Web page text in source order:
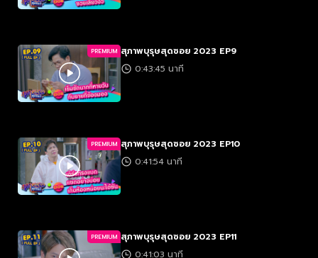
PREMIUM สุภาพบุรุษสุดซอย 2023 EP9
0:43:45 นาที
PREMIUM สุภาพบุรุษสุดซอย 2023 EP10
0:41:54 นาที
PREMIUM สุภาพบุรุษสุดซอย 2023 EP11
0:41:03 นาที